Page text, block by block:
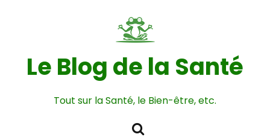
Le Blog de la Santé
Tout sur la Santé, le Bien-être, etc.